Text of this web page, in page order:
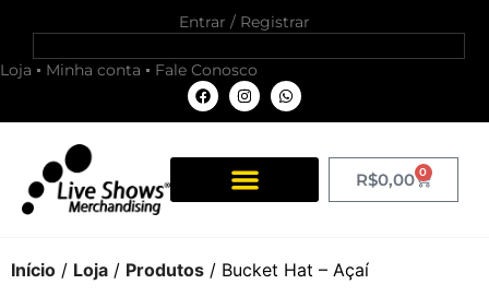
Entrar / Registrar
Loja Minha conta Fale Conosco
R$0,00 0
Início / Loja / Produtos / Bucket Hat – Açaí